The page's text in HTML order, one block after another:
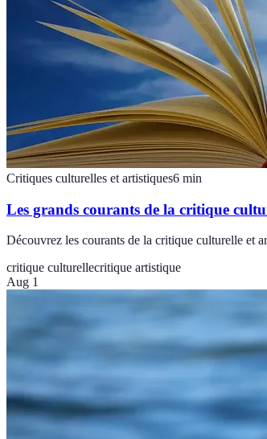
Critiques culturelles et artistiques6 min
Les grands courants de la critique
Découvrez les courants de la critique culturelle et
critique culturellecritique artistique
Aug 1